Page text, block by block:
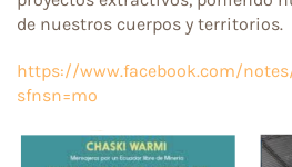
de nuestros cuerpos y territorios.
https://www.facebook.com/
sfnsn=mo